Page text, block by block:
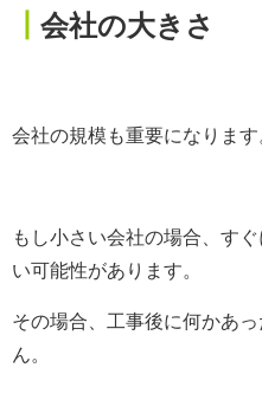
会社の大きさ
会社の規模も重要になります
もし小さい会社の場合、す
い可能性があります。
その場合、工事後に何かあ
ん。